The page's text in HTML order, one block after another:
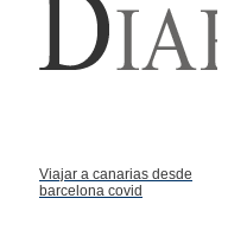
Viajar a canarias desde
barcelona covid